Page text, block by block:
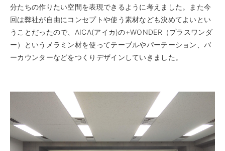
分たちの作りたい空間を表現できるように考えました。また今
回は弊社が自由にコンセプトや使う素材なども決めてよいとい
うことだったので、AICA(アイカ)の+WONDER（プラスワンダ
ー）というメラミン材を使ってテーブルやパーテーション、バ
ーカウンターなどをつくりデザインしていきました。